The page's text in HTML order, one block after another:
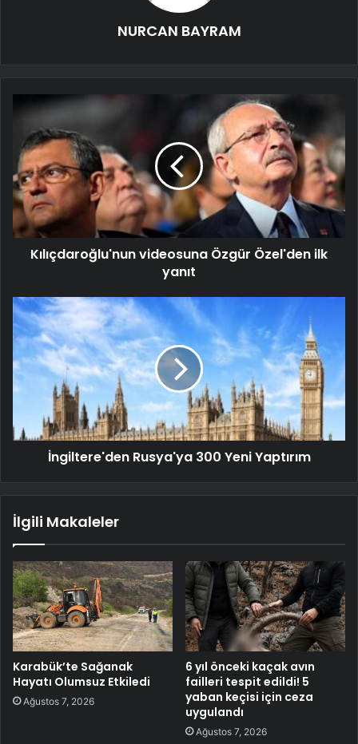
NURCAN BAYRAM
Kılıçdaroğlu'nun videosuna Özgür Özel'den ilk
yanıt
İngiltere'den Rusya'ya 300 Yeni Yaptırım
İlgili Makaleler
Karabük’te Sağanak
Hayatı Olumsuz Etkiledi
Ağustos 7, 2026
6 yıl önceki kaçak avın
failleri tespit edildi! 5
yaban keçisi için ceza
uygulandı
Ağustos 7, 2026